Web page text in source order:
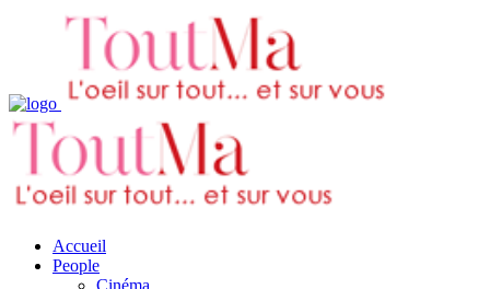
Accueil
People
Cinéma